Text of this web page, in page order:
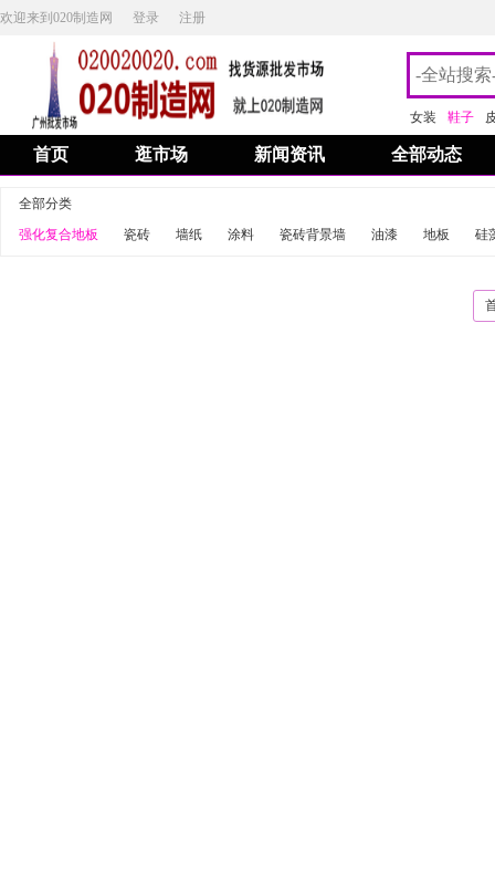
欢迎来到020制造网 登录 注册
女装 鞋子
首页 逛市场 新闻资讯 全部动态
全部分类
强化复合地板
瓷砖 墙纸 涂料 瓷砖背景墙 油漆 地板 硅